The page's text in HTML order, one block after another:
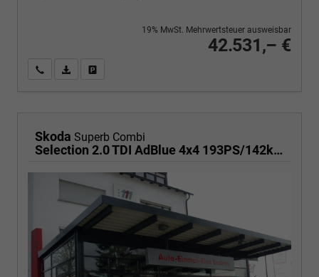
42.531,– €
19% MwSt. Mehrwertsteuer ausweisbar
Wir rufen Sie anPDF-Fahrzeugexposé drucken
Skoda Superb Combi
Selection 2.0 TDI AdBlue 4x4 193PS/142kW DSG7 2026